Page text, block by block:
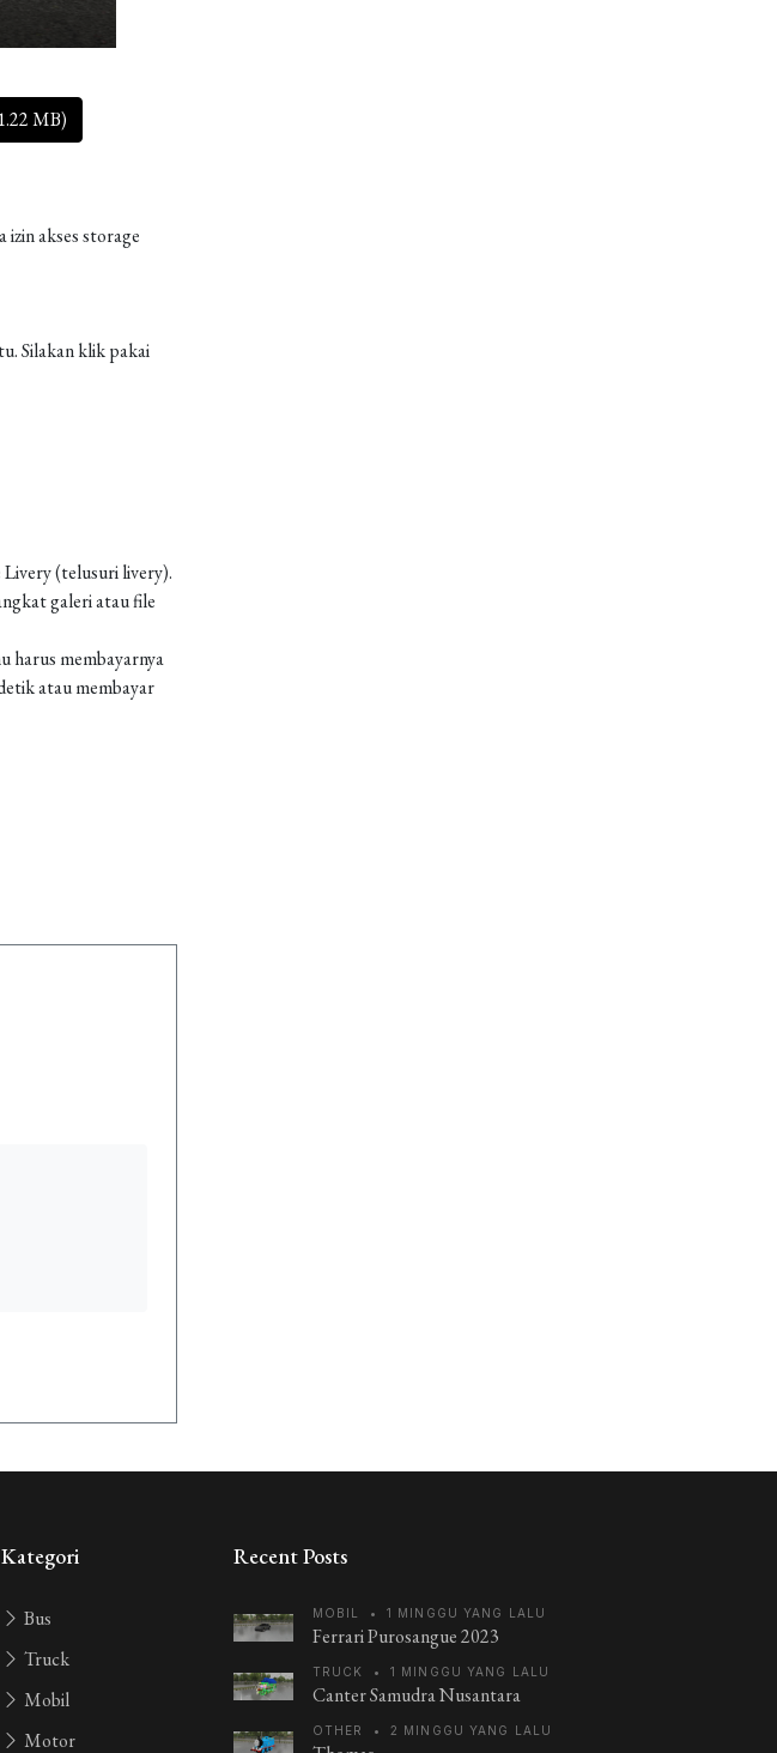
MB)
akses storage
Silakan klik pakai
(telusuri livery).
galeri atau file
harus membayarnya
atau membayar
Kategori
Bus
Truck
Mobil
Motor
Recent Posts
MOBIL • 1 MINGGU YANG LALU
Ferrari Purosangue 2023
TRUCK • 1 MINGGU YANG LALU
Canter Samudra Nusantara
OTHER • 2 MINGGU YANG LALU